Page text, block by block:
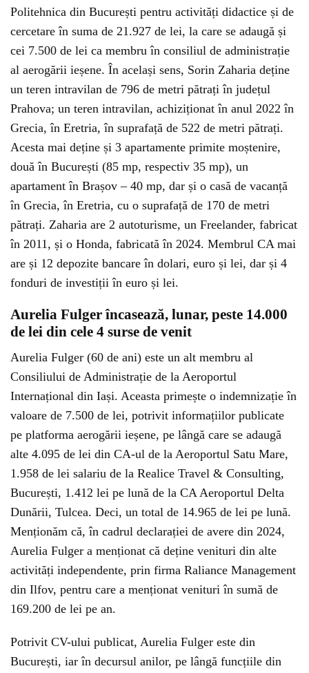
Politehnica din București pentru activități didactice și de
cercetare în suma de 21.927 de lei, la care se adaugă și
cei 7.500 de lei ca membru în consiliul de administrație
al aerogării ieșene. În același sens, Sorin Zaharia deține
un teren intravilan de 796 de metri pătrați în județul
Prahova; un teren intravilan, achiziționat în anul 2022 în
Grecia, în Eretria, în suprafață de 522 de metri pătrați.
Acesta mai deține și 3 apartamente primite moștenire,
două în București (85 mp, respectiv 35 mp), un
apartament în Brașov – 40 mp, dar și o casă de vacanță
în Grecia, în Eretria, cu o suprafață de 170 de metri
pătrați. Zaharia are 2 autoturisme, un Freelander, fabricat
în 2011, și o Honda, fabricată în 2024. Membrul CA mai
are și 12 depozite bancare în dolari, euro și lei, dar și 4
fonduri de investiții în euro și lei.
Aurelia Fulger încasează, lunar, peste 14.000
de lei din cele 4 surse de venit
Aurelia Fulger (60 de ani) este un alt membru al
Consiliului de Administrație de la Aeroportul
Internațional din Iași. Aceasta primește o indemnizație în
valoare de 7.500 de lei, potrivit informațiilor publicate
pe platforma aerogării ieșene, pe lângă care se adaugă
alte 4.095 de lei din CA-ul de la Aeroportul Satu Mare,
1.958 de lei salariu de la Realice Travel & Consulting,
București, 1.412 lei pe lună de la CA Aeroportul Delta
Dunării, Tulcea. Deci, un total de 14.965 de lei pe lună.
Menționăm că, în cadrul declarației de avere din 2024,
Aurelia Fulger a menționat că deține venituri din alte
activități independente, prin firma Raliance Management
din Ilfov, pentru care a menționat venituri în sumă de
169.200 de lei pe an.
Potrivit CV-ului publicat, Aurelia Fulger este din
București, iar în decursul anilor, pe lângă funcțiile din